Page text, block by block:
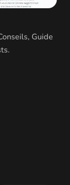
Guide